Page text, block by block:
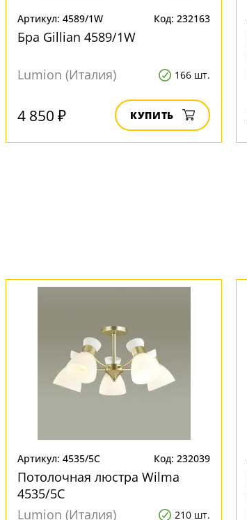
Артикул: 4589/1W Код: 232163
Бра Gillian 4589/1W
Lumion (Италия) 166 шт.
4 850 ₽ КУПИТЬ
Артикул: 4535/5C Код: 232039
Потолочная люстра Wilma
4535/5C
Lumion (Италия)
210 шт.